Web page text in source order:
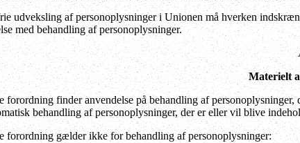
udveksling af personoplysninger i Unionen må hverken
med behandling af personoplysninger.
Materielt
forordning finder anvendelse på behandling af
behandling af personoplysninger, der er eller vil blive
forordning gælder ikke for behandling af personoplysninger: